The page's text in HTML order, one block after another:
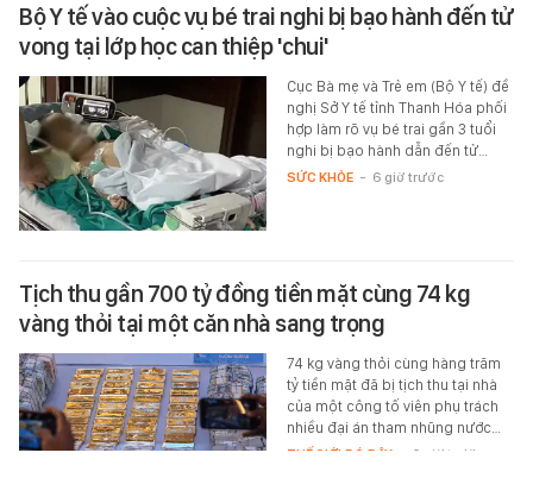
Bộ Y tế vào cuộc vụ bé trai nghi bị bạo hành đến tử
vong tại lớp học can thiệp 'chui'
Cục Bà mẹ và Trẻ em (Bộ Y tế) đề
nghị Sở Y tế tỉnh Thanh Hóa phối
hợp làm rõ vụ bé trai gần 3 tuổi
nghi bị bạo hành dẫn đến tử…
SỨC KHỎE - 6 giờ trước
Tịch thu gần 700 tỷ đồng tiền mặt cùng 74 kg
vàng thỏi tại một căn nhà sang trọng
74 kg vàng thỏi cùng hàng trăm
tỷ tiền mặt đã bị tịch thu tại nhà
của một công tố viên phụ trách
nhiều đại án tham nhũng nước…
THẾ GIỚI ĐÓ ĐÂY 6 giờ trước